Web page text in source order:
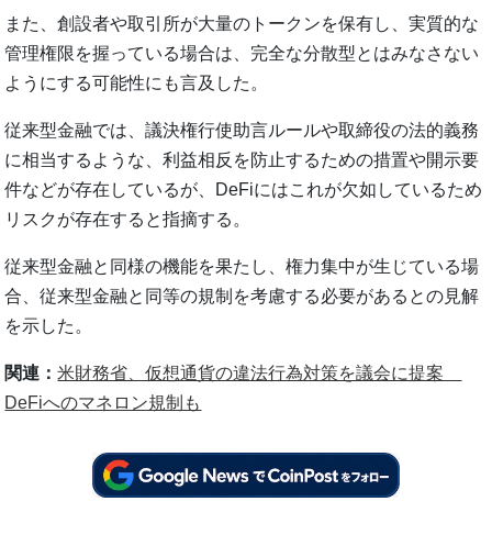
また、創設者や取引所が大量のトークンを保有し、実質的な
管理権限を握っている場合は、完全な分散型とはみなさない
ようにする可能性にも言及した。
従来型金融では、議決権行使助言ルールや取締役の法的義務
に相当するような、利益相反を防止するための措置や開示要
件などが存在しているが、DeFiにはこれが欠如しているため
リスクが存在すると指摘する。
従来型金融と同様の機能を果たし、権力集中が生じている場
合、従来型金融と同等の規制を考慮する必要があるとの見解
を示した。
関連：米財務省、仮想通貨の違法行為対策を議会に提案
DeFiへのマネロン規制も